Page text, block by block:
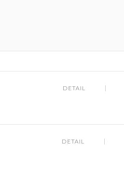
DETAIL
DETAIL